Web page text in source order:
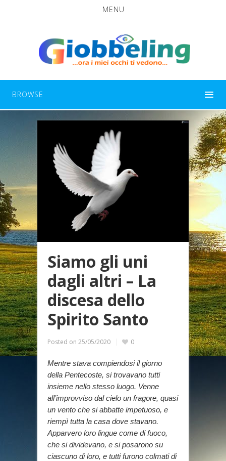
MENU
BROWSE
Siamo gli uni
dagli altri – La
discesa dello
Spirito Santo
Posted on 25/05/2020 0
Mentre stava compiendosi il giorno
della Pentecoste, si trovavano tutti
insieme nello stesso luogo. Venne
all’improvviso dal cielo un fragore, quasi
un vento che si abbatte impetuoso, e
riempì tutta la casa dove stavano.
Apparvero loro lingue come di fuoco,
che si dividevano, e si posarono su
ciascuno di loro, e tutti furono colmati di